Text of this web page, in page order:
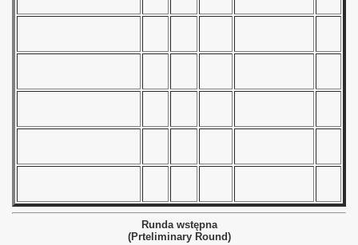
Runda wstępna
(Prteliminary Round)
- 1983
- 1983
Qualification) - 1983